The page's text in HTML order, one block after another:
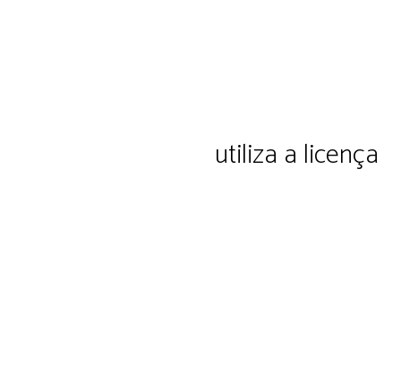
utiliza a licença